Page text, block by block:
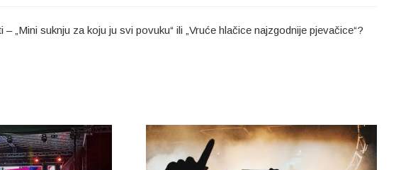
„Mini suknju za koju ju svi povuku“ ili „Vruće hlačice najzgodnije pjevačice“?